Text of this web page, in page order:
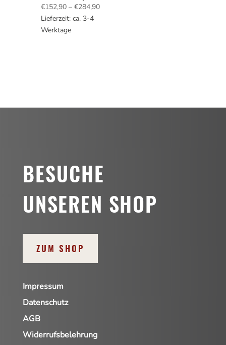
€152,90 – €284,90Preisspanne:
Lieferzeit: ca. 3-4
Werktage
BESUCHE
UNSEREN SHOP
ZUM SHOP
Impressum
Datenschutz
AGB
Widerrufsbelehrung